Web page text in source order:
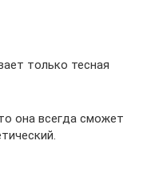
только тесная
она всегда сможет